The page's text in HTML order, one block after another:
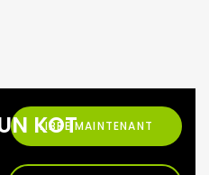
KOT
LIBRE MAINTENANT